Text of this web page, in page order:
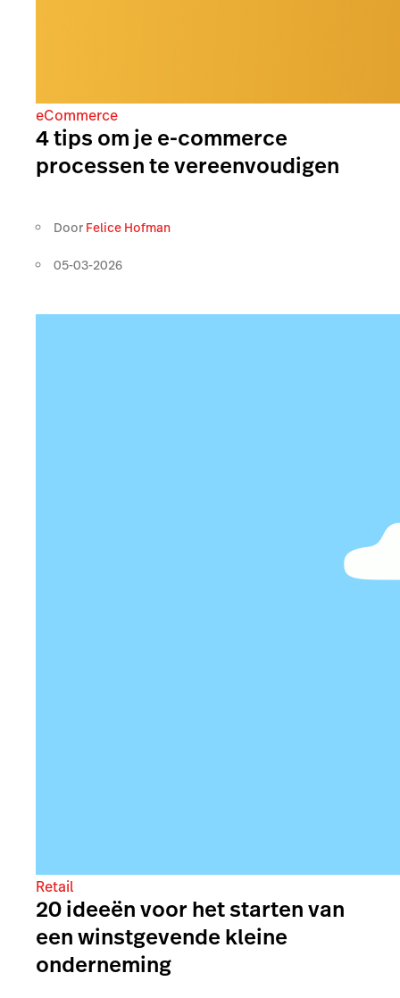
eCommerce
4 tips om je e-commerce
processen te vereenvoudigen
Door Felice Hofman
05-03-2026
Retail
20 ideeën voor het starten van
een winstgevende kleine
onderneming